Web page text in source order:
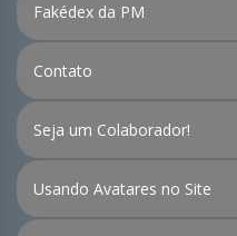
Fakédex da PM
Contato
Seja um Colaborador!
Usando Avatares no Site